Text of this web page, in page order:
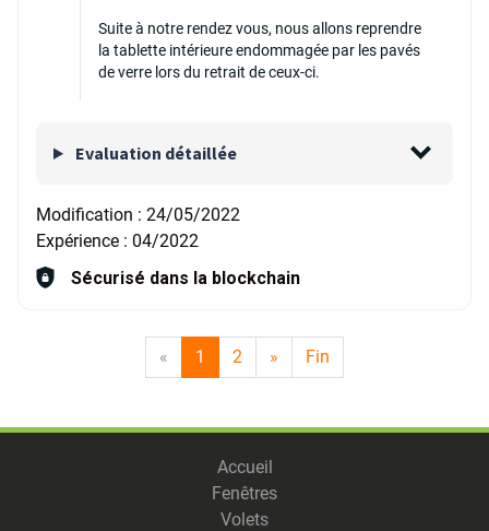
Suite à notre rendez vous, nous allons reprendre
la tablette intérieure endommagée par les pavés
de verre lors du retrait de ceux-ci.
Evaluation détaillée
Modification : 24/05/2022
Expérience : 04/2022
Sécurisé dans la blockchain
« 1 2 » Fin
Accueil
Fenêtres
Volets